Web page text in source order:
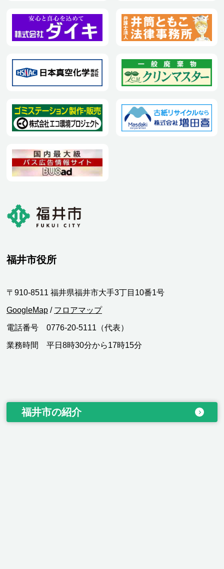
福井市役所
〒910-8511 福井県福井市大手3丁目10番1号
GoogleMap / フロアマップ
電話番号 0776-20-5111（代表）
業務時間 平日8時30分から17時15分
福井市の紹介